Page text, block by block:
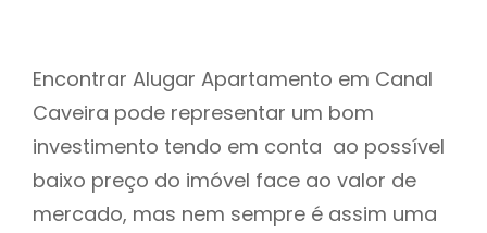
Encontrar Alugar Apartamento em Canal
Caveira pode representar um bom
investimento tendo em conta ao possível
baixo preço do imóvel face ao valor de
mercado, mas nem sempre é assim uma